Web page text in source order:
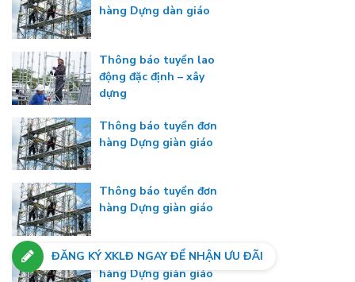
hàng Dựng dàn giáo
Thông báo tuyển lao
động đặc định – xây
dựng
Thông báo tuyển đơn
hàng Dựng giàn giáo
Thông báo tuyển đơn
hàng Dựng giàn giáo
Thông báo tuyển đơn
hàng Dựng giàn giáo
ĐĂNG KÝ XKLĐ NGAY ĐỂ NHẬN ƯU ĐÃI